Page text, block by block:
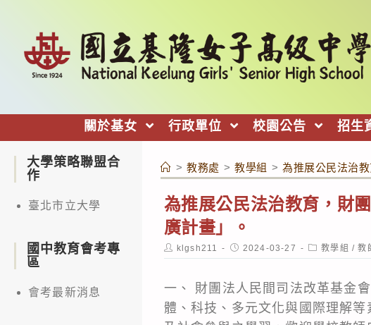
關於基女 行政單位 校園公告 招生
> 教務處 > 教學組 > 為推展公民法治
為推展公民法治教育，財
廣計畫」。
Post
author:
klgsh211
Post
published:
2024-03-27
Post
category:
教學組 / 教
一、 財團法人民間司法改革基金
體、科技、多元文化與國際理解
大學策略聯盟合
作
臺北市立大學
國中教育會考專
區
會考最新消息